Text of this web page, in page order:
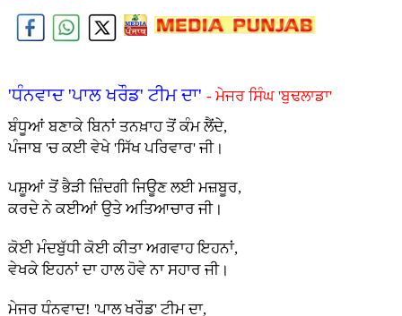
'ਧੰਨਵਾਦ 'ਪਾਲ ਖਰੌਡ' ਟੀਮ ਦਾ' - ਮੇਜਰ ਸਿੰਘ 'ਬੁਢਲਾਡਾ'
ਬੰਧੂਆਂ ਬਣਾਕੇ ਬਿਨਾਂ ਤਨਖ਼ਾਹ ਤੋਂ ਕੰਮ ਲੈਂਦੇ,
ਪੰਜਾਬ 'ਚ ਕ‌ਈ ਵੇਖੇ 'ਸਿੱਖ ਪਰਿਵਾਰ' ਜੀ।
ਪਸ਼ੂਆਂ ਤੋਂ ਭੈੜੀ ਜ਼ਿੰਦਗੀ ਜਿਊਣ ਲਈ ਮਜ਼ਬੂਰ,
ਕਰਦੇ ਨੇ ਕ‌ਈਆਂ ਉਤੇ ਅਤਿਆਚਾਰ ਜੀ।
ਕੋਈ ਮੰਦਬੁੱਧੀ ਕੋਈ ਕੀਤਾ ਅਗਵਾਹ ਇਹਨਾਂ,
ਵੇਖਕੇ ਇਹਨਾਂ ਦਾ ਹਾਲ ਹੋਵੇ ਨਾ ਸਹਾਰ ਜੀ।
ਮੇਜਰ ਧੰਨਵਾਦ! 'ਪਾਲ ਖਰੌਡ' ਟੀਮ ਦਾ,